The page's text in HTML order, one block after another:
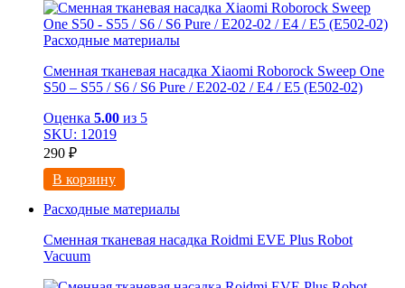
Расходные материалы
Сменная тканевая насадка Xiaomi Roborock Sweep One
S50 – S55 / S6 / S6 Pure / E202-02 / E4 / E5 (E502-02)
Оценка 5.00 из 5
SKU: 12019
290 ₽
В корзину
Расходные материалы
Сменная тканевая насадка Roidmi EVE Plus Robot
Vacuum